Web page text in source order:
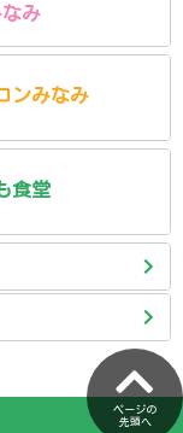
み
ンみなみ
食堂
ページの
先頭へ